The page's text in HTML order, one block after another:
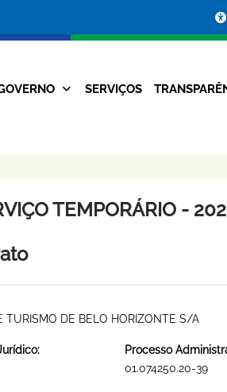
Navegação
SERVIÇOS
TEMPORÁRIO -
TURISMO DE BELO HORIZONTE S/A
Processo
01.074250.20-39